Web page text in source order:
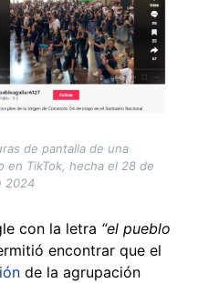
de pantalla de una
en TikTok, hecha el 28 de
2024
con la letra “el pueblo
encontrar que el
de la agrupación